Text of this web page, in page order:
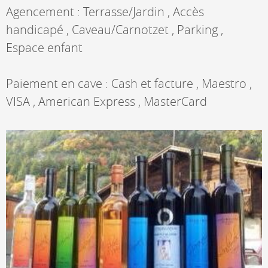
Agencement : Terrasse/Jardin , Accès
handicapé , Caveau/Carnotzet , Parking ,
Espace enfant
Paiement en cave : Cash et facture , Maestro ,
VISA , American Express , MasterCard